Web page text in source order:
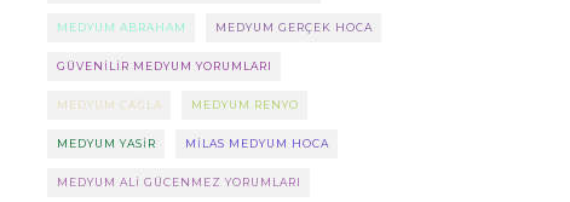
MEDYUM ABRAHAM MEDYUM GERÇEK HOCA
GÜVENILIR MEDYUM YORUMLARI
MEDYUM ÇAĞLA MEDYUM RENYO
MEDYUM YASIR MILAS MEDYUM HOCA
MEDYUM ALI GÜCENMEZ YORUMLARI